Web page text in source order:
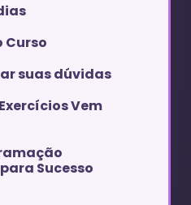
Curso
suas dúvidas
Vem
Sucesso